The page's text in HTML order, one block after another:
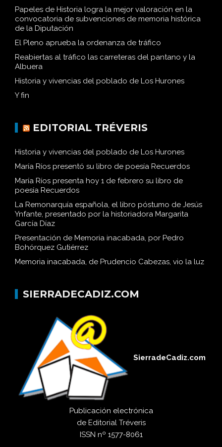
Papeles de Historia logra la mejor valoración en la
convocatoria de subvenciones de memoria histórica
de la Diputación
El Pleno aprueba la ordenanza de tráfico
Reabiertas al tráfico las carreteras del pantano y la
Albuera
Historia y vivencias del poblado de Los Hurones
Y fin
EDITORIAL TRÉVERIS
Historia y vivencias del poblado de Los Hurones
María Ríos presentó su libro de poesía Recuerdos
María Ríos presenta hoy 1 de febrero su libro de
poesía Recuerdos
La Remonarquía española, el libro póstumo de Jesús
Ynfante, presentado por la historiadora Margarita
García Díaz
Presentación de Memoria inacabada, por Pedro
Bohórquez Gutiérrez
Memoria inacabada, de Prudencio Cabezas, vio la luz
SIERRADECADIZ.COM
SierradeCadiz.com
Publicación electrónica
de Editorial Tréveris
ISSN nº 1577-8061